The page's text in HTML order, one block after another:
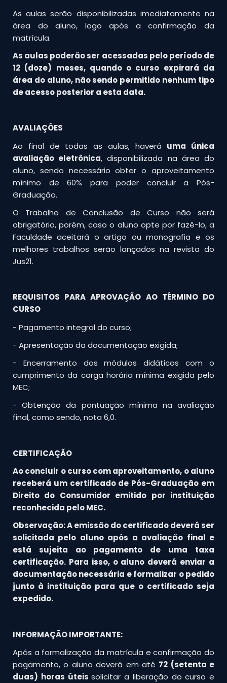
As aulas serão disponibilizadas imediatamente na
área do aluno, logo após a confirmação da
matrícula.
As aulas poderão ser acessadas pelo período de
12 (doze) meses, quando o curso expirará da
área do aluno, não sendo permitido nenhum tipo
de acesso posterior a esta data.
AVALIAÇÕES
Ao final de todas as aulas, haverá uma única
avaliação eletrônica, disponibilizada na área do
aluno, sendo necessário obter o aproveitamento
mínimo de 60% para poder concluir a Pós-
Graduação.
O Trabalho de Conclusão de Curso não será
obrigatório, porém, caso o aluno opte por fazê-lo, a
Faculdade aceitará o artigo ou monografia e os
melhores trabalhos serão lançados na revista do
Jus21.
REQUISITOS PARA APROVAÇÃO AO TÉRMINO DO
CURSO
- Pagamento integral do curso;
- Apresentação da documentação exigida;
- Encerramento dos módulos didáticos com o
cumprimento da carga horária mínima exigida pelo
MEC;
- Obtenção da pontuação mínima na avaliação
final, como sendo, nota 6,0.
CERTIFICAÇÃO
Ao concluir o curso com aproveitamento, o aluno
receberá um certificado de Pós-Graduação em
Direito do Consumidor emitido por instituição
reconhecida pelo MEC.
Observação: A emissão do certificado deverá ser
solicitada pelo aluno após a avaliação final e
está sujeita ao pagamento de uma taxa
certificação. Para isso, o aluno deverá enviar a
documentação necessária e formalizar o pedido
junto à instituição para que o certificado seja
expedido.
INFORMAÇÃO IMPORTANTE:
Após a formalização da matrícula e confirmação do
pagamento, o aluno deverá em até 72 (setenta e
duas) horas úteissolicitar a liberação do curso e